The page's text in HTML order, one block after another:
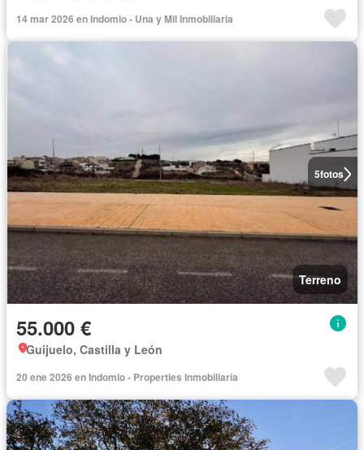
14 mar 2026 en Indomio - Una y Mil Inmobiliaria
5fotos
Terreno
55.000 €
Guijuelo, Castilla y León
20 ene 2026 en Indomio - Properties Inmobiliaria